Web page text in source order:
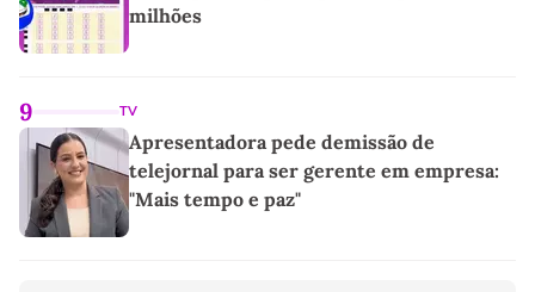
milhões
9 TV
Apresentadora pede demissão de
telejornal para ser gerente em empresa:
"Mais tempo e paz"